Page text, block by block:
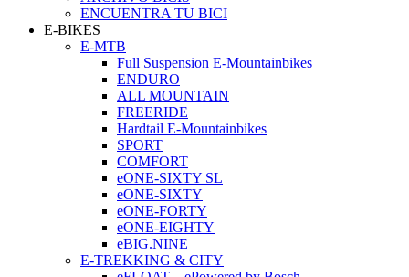
ENCUENTRA TU BICI
E-BIKES
E-MTB
Full Suspension E-Mountainbikes
ENDURO
ALL MOUNTAIN
FREERIDE
Hardtail E-Mountainbikes
SPORT
COMFORT
eONE-SIXTY SL
eONE-SIXTY
eONE-FORTY
eONE-EIGHTY
eBIG.NINE
E-TREKKING & CITY